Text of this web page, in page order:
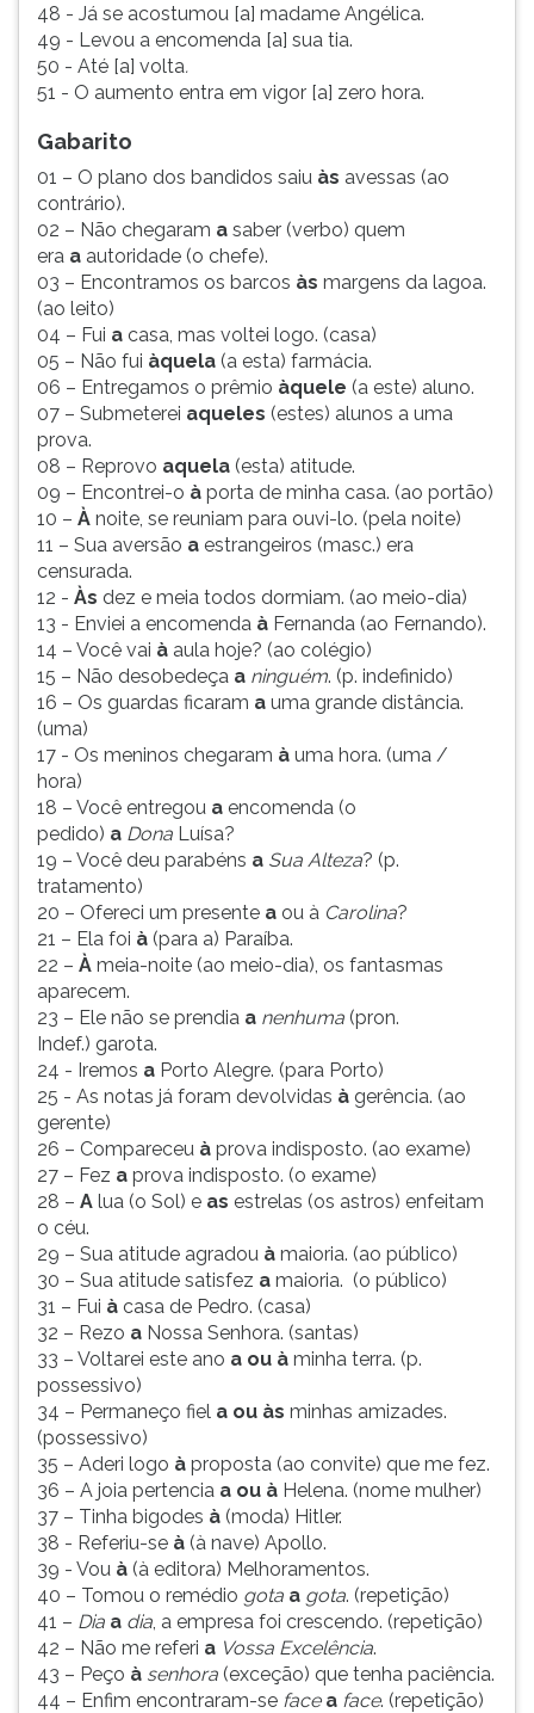
48 - Já se acostumou [a] madame Angélica.
49 - Levou a encomenda [a] sua tia.
50 - Até [a] volta.
51 - O aumento entra em vigor [a] zero hora.
Gabarito
01 – O plano dos bandidos saiu às avessas (ao
contrário).
02 – Não chegaram a saber (verbo) quem
era a autoridade (o chefe).
03 – Encontramos os barcos às margens da lagoa.
(ao leito)
04 – Fui a casa, mas voltei logo. (casa)
05 – Não fui àquela (a esta) farmácia.
06 – Entregamos o prêmio àquele (a este) aluno.
07 – Submeterei aqueles (estes) alunos a uma
prova.
08 – Reprovo aquela (esta) atitude.
09 – Encontrei-o à porta de minha casa. (ao portão)
10 – À noite, se reuniam para ouvi-lo. (pela noite)
11 – Sua aversão a estrangeiros (masc.) era
censurada.
12 - Às dez e meia todos dormiam. (ao meio-dia)
13 - Enviei a encomenda à Fernanda (ao Fernando).
14 – Você vai à aula hoje? (ao colégio)
15 – Não desobedeça a ninguém. (p. indefinido)
16 – Os guardas ficaram a uma grande distância.
(uma)
17 - Os meninos chegaram à uma hora. (uma /
hora)
18 – Você entregou a encomenda (o
pedido) a Dona Luísa?
19 – Você deu parabéns a Sua Alteza? (p.
tratamento)
20 – Ofereci um presente a ou à Carolina?
21 – Ela foi à (para a) Paraíba.
22 – À meia-noite (ao meio-dia), os fantasmas
aparecem.
23 – Ele não se prendia a nenhuma (pron.
Indef.) garota.
24 - Iremos a Porto Alegre. (para Porto)
25 - As notas já foram devolvidas à gerência. (ao
gerente)
26 – Compareceu à prova indisposto. (ao exame)
27 – Fez a prova indisposto. (o exame)
28 – A lua (o Sol) e as estrelas (os astros) enfeitam
o céu.
29 – Sua atitude agradou à maioria. (ao público)
30 – Sua atitude satisfez a maioria. (o público)
31 – Fui à casa de Pedro. (casa)
32 – Rezo a Nossa Senhora. (santas)
33 – Voltarei este ano a ou à minha terra. (p.
possessivo)
34 – Permaneço fiel a ou às minhas amizades.
(possessivo)
35 – Aderi logo à proposta (ao convite) que me fez.
36 – A joia pertencia a ou à Helena. (nome mulher)
37 – Tinha bigodes à (moda) Hitler.
38 - Referiu-se à (à nave) Apollo.
39 - Vou à (à editora) Melhoramentos.
40 – Tomou o remédio gota a gota. (repetição)
41 – Dia a dia, a empresa foi crescendo. (repetição)
42 – Não me referi a Vossa Excelência.
43 – Peço à senhora (exceção) que tenha paciência.
44 – Enfim encontraram-se face a face. (repetição)